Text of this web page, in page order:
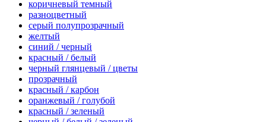
коричневый темный
разноцветный
серый полупрозрачный
желтый
синий / черный
красный / белый
черный глянцевый / цветы
прозрачный
красный / карбон
оранжевый / голубой
красный / зеленый